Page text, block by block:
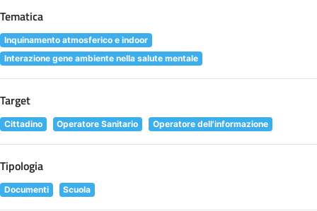
Tematica
Inquinamento atmosferico e indoor
Interazione gene ambiente nella salute mentale
Target
Cittadino Operatore Sanitario Operatore dell'informazione
Tipologia
Documenti Scuola